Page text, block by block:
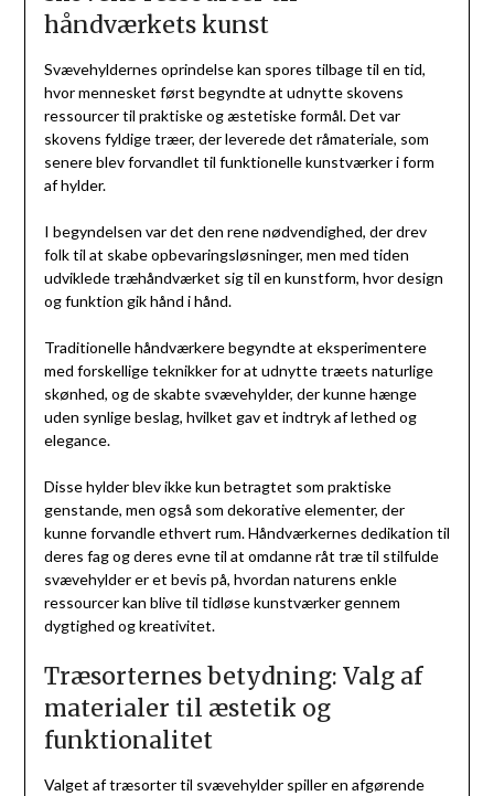
håndværkets kunst
Svævehyldernes oprindelse kan spores tilbage til en tid,
hvor mennesket først begyndte at udnytte skovens
ressourcer til praktiske og æstetiske formål. Det var
skovens fyldige træer, der leverede det råmateriale, som
senere blev forvandlet til funktionelle kunstværker i form
af hylder.
I begyndelsen var det den rene nødvendighed, der drev
folk til at skabe opbevaringsløsninger, men med tiden
udviklede træhåndværket sig til en kunstform, hvor design
og funktion gik hånd i hånd.
Traditionelle håndværkere begyndte at eksperimentere
med forskellige teknikker for at udnytte træets naturlige
skønhed, og de skabte svævehylder, der kunne hænge
uden synlige beslag, hvilket gav et indtryk af lethed og
elegance.
Disse hylder blev ikke kun betragtet som praktiske
genstande, men også som dekorative elementer, der
kunne forvandle ethvert rum. Håndværkernes dedikation til
deres fag og deres evne til at omdanne råt træ til stilfulde
svævehylder er et bevis på, hvordan naturens enkle
ressourcer kan blive til tidløse kunstværker gennem
dygtighed og kreativitet.
Træsorternes betydning: Valg af
materialer til æstetik og
funktionalitet
Valget af træsorter til svævehylder spiller en afgørende